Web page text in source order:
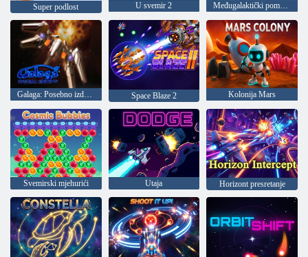
Super podlost U svemir 2 Međugalaktički pomorske bitke
Galaga: Posebno izdanje Space Blaze 2 Kolonija Mars
Svemirski mjehurići Utaja Horizont presretanje